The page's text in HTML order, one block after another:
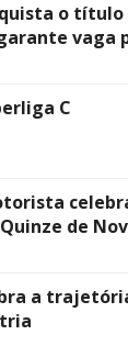
o
vaga
C
de
a